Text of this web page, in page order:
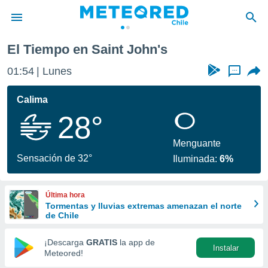
de
por
que se
calidad.
a este
las
y
forma
digital
basada
El Tiempo en Saint John's
01:54 Lunes ...
Calima
28°
Sensación de 32°
Menguante
Iluminada:6%
Última hora
Tormentas y lluvias extremas amenazan el norte
de Chile
¡Descarga GRATIS la app de
Meteored!
Instalar